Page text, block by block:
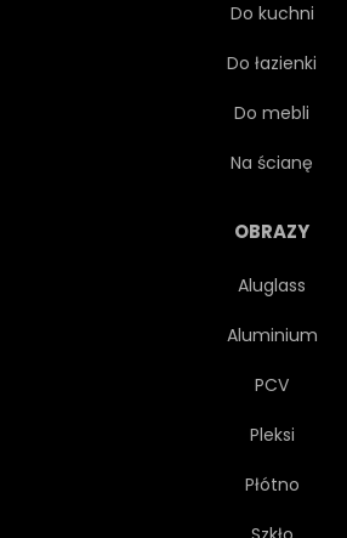
PROWANSJA
ROLNICTWO
Do kuchni
Do łazienki
Do mebli
Na ścianę
OBRAZY
Aluglass
Aluminium
PCV
Pleksi
Płótno